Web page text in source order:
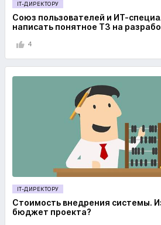
IT-ДИРЕКТОРУ
Союз пользователей и ИТ-
написать понятное ТЗ на
4
IT-ДИРЕКТОРУ
Стоимость внедрения системы.
бюджет проекта?